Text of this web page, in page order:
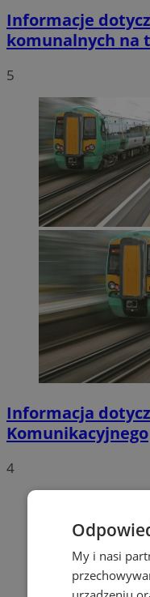
Informacje
komunalnych na
5
Informacja
Komunikacyjnego
4
My i nasi